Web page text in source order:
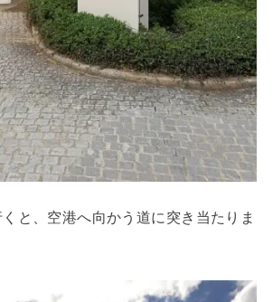
と、空港へ向かう道に突き当たりま